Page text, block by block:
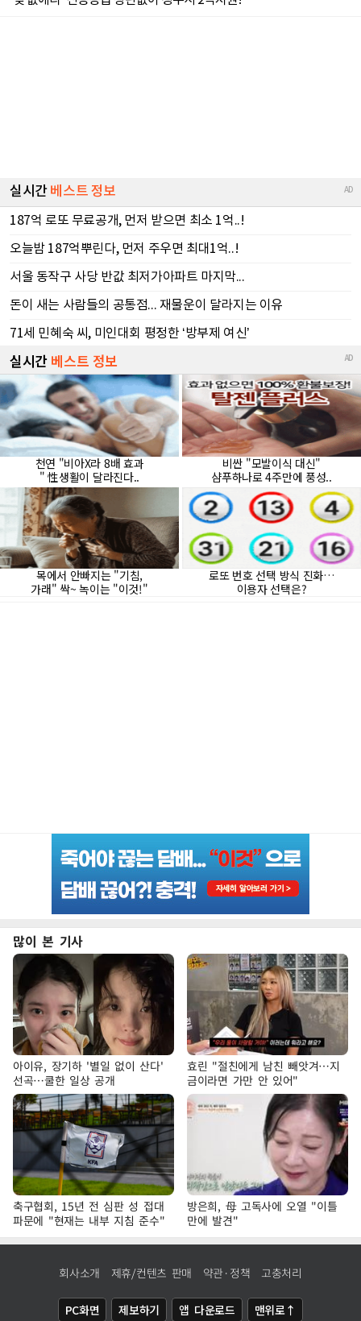
많이 본 기사
아이유, 장기하 '별일 없이 산다'
선곡…쿨한 일상 공개
효린 "절친에게 남친 빼앗겨…지
금이라면 가만 안 있어"
축구협회, 15년 전 심판 성 접대
파문에 "현재는 내부 지침 준수"
방은희, 母 고독사에 오열 "이틀
만에 발견"
회사소개 제휴/컨텐츠 판매 약관·정책 고충처리
PC화면 제보하기 앱 다운로드 맨위로↑